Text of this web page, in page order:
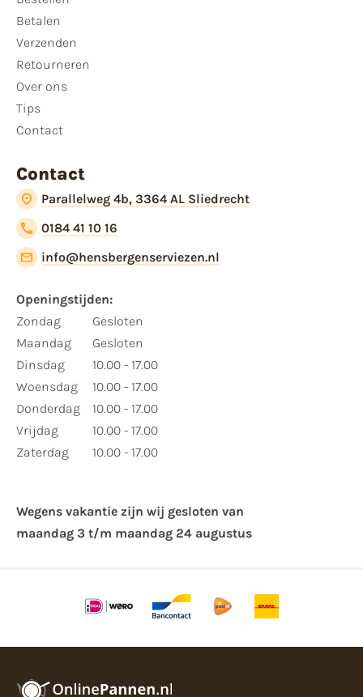
Betalen
Verzenden
Retourneren
Over ons
Tips
Contact
Contact
Parallelweg 4b, 3364 AL Sliedrecht
0184 41 10 16
info@hensbergenserviezen.nl
Openingstijden:
Zondag
Maandag
Dinsdag
Woensdag
Donderdag
Vrijdag
Zaterdag
Gesloten
Gesloten
10.00 - 17.00
10.00 - 17.00
10.00 - 17.00
10.00 - 17.00
10.00 - 17.00
Wegens vakantie zijn wij gesloten van ​
maandag 3 t/m maandag 24 augustus